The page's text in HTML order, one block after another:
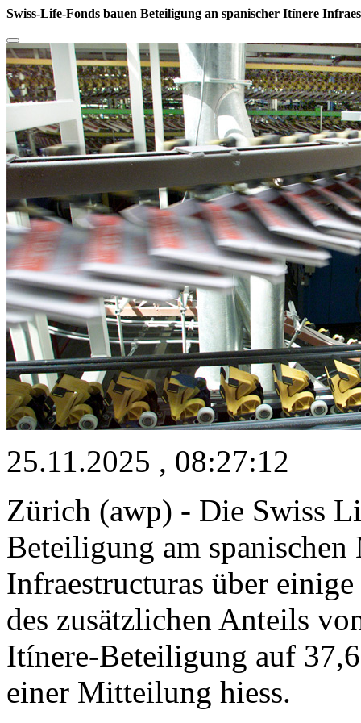
Swiss-Life-Fonds bauen Beteiligung an spanischer Itínere
25.11.2025 , 08:27:12
Zürich (awp) - Die Swiss
Beteiligung am
Infraestructuras über
des zusätzlichen Anteils
Itínere-Beteiligung auf
einer Mitteilung hiess.